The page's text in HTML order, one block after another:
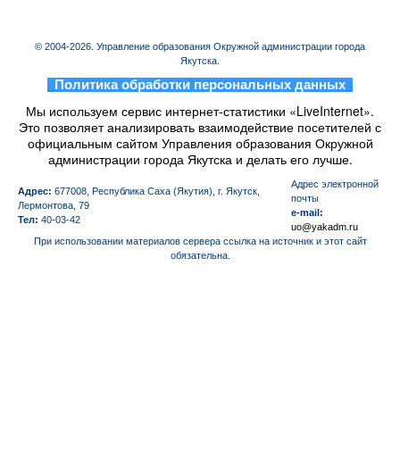
© 2004-2026. Управление образования Окружной администрации города
Якутска.
Политика обработки персональных данных
Мы используем сервис интернет-статистики «LiveInternet».
Это позволяет анализировать взаимодействие посетителей с
официальным сайтом Управления образования Окружной
администрации города Якутска и делать его лучше.
Адрес: 677008, Республика Саха (Якутия), г. Якутск,
Лермонтова, 79
Тел: 40-03-42
Aдрес электронной
почты
e-mail:
uo@yakadm.ru
При использовании материалов сервера ссылка на источник и этот сайт
обязательна.